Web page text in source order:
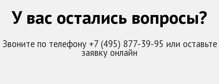
У вас остались вопросы?
Звоните по телефону +7 (495) 877-39-95 или оставьте
заявку онлайн